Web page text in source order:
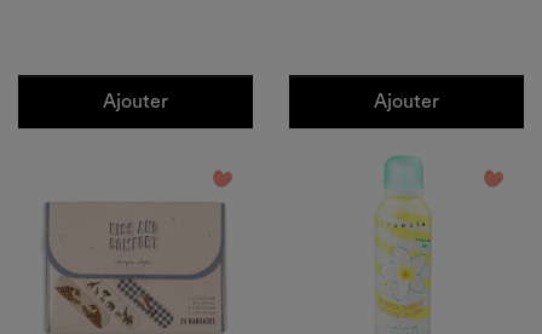
Ajouter Ajouter
favorite_border favorite_border